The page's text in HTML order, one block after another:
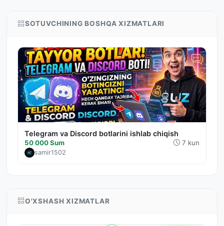
SOTUVCHINING BOSHQA XIZMATLARI
Telegram va Discord botlarini ishlab chiqish
50 000 Sum 7 kun
samir1502
O'XSHASH XIZMATLAR